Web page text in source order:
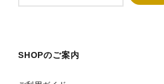
SHOPのご案内